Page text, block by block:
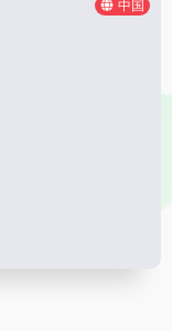
中国